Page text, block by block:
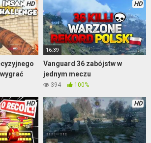
HD HD
16:39
Vanguard 36 zabójstw w
jednym meczu
394 100%
HD HD